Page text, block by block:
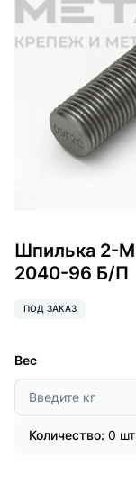
Шпилька 2-
2040-96 Б/П
ПОД ЗАКАЗ
Вес
Количество: 0 шт